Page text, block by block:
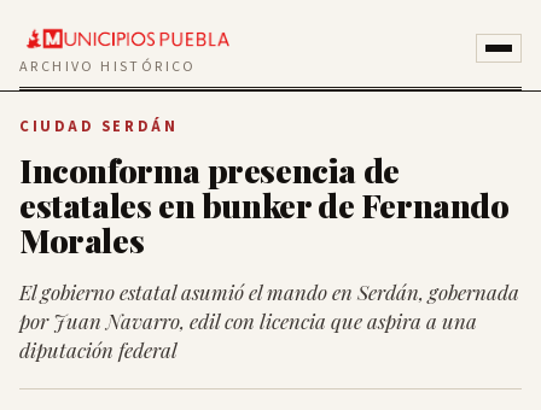
ARCHIVO HISTÓRICO
CIUDAD SERDÁN
Inconforma presencia de
estatales en bunker de Fernando
Morales
El gobierno estatal asumió el mando en Serdán, gobernada
por Juan Navarro, edil con licencia que aspira a una
diputación federal